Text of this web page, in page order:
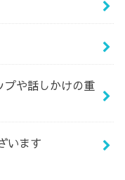
プや話しかけの重
います